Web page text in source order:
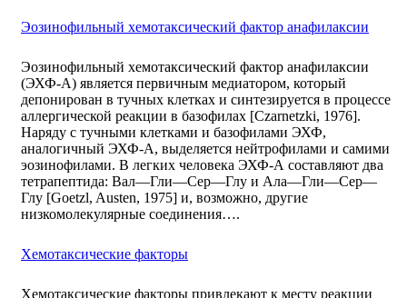
Эозинофильный хемотаксический фактор анафилаксии
Эозинофильный хемотаксический фактор анафилаксии
(ЭХФ-А) является первичным медиатором, который
депонирован в тучных клетках и синтезируется в процессе
аллергической реакции в базофилах [Czarnetzki, 1976].
Наряду с тучными клетками и базофилами ЭХФ,
аналогичный ЭХФ-А, выделяется нейтрофилами и самими
эозинофилами. В легких человека ЭХФ-А составляют два
тетрапептида: Вал—Гли—Сер—Глу и Ала—Гли—Сер—
Глу [Goetzl, Austen, 1975] и, возможно, другие
низкомолекулярные соединения….
Хемотаксические факторы
Хемотаксические факторы привлекают к месту реакции